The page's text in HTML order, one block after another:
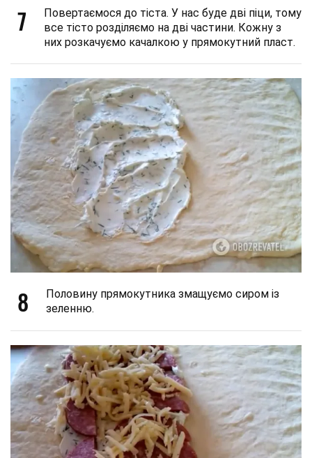
7
Повертаємося до тіста. У нас буде дві піци, тому
все тісто розділяємо на дві частини. Кожну з
них розкачуємо качалкою у прямокутний пласт.
8
Половину прямокутника змащуємо сиром із
зеленню.